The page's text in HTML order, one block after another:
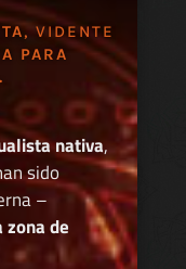
, VIDENTE
PARA
nativa,
sido
–
de